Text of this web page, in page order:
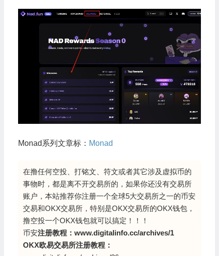
Monad系列文章标： Monad
在撸任何空投、打铭文、符文或者其它涉及虚拟币的
事物时，都是离不开交易所的，如果你还没有交易所
账户，本站推荐你注册一个全球5大交易所之一的币安
交易和OKX交易所，特别是OKX交易所的OKX钱包，
撸空投一个OKX钱包就可以搞定！！！
币安注册教程： www.digitalinfo.cc/archives/1
OKX欧易交易所注册教程：